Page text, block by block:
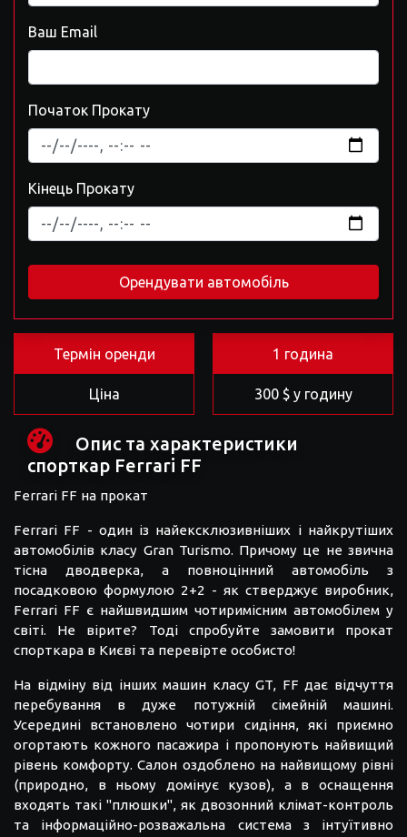
Ваш Email
Початок Прокату
Кінець Прокату
Орендувати автомобіль
Термін оренди
Ціна
1 година
300 $ у годину
Опис та характеристики
спорткар Ferrari FF
Ferrari FF на прокат
Ferrari FF - один із найексклюзивніших і найкрутіших
автомобілів класу Gran Turismo. Причому це не звична
тісна дводверка, а повноцінний автомобіль з
посадковою формулою 2+2 - як стверджує виробник,
Ferrari FF є найшвидшим чотиримісним автомобілем у
світі. Не вірите? Тоді спробуйте замовити прокат
спорткара в Києві та перевірте особисто!
На відміну від інших машин класу GT, FF дає відчуття
перебування в дуже потужній сімейній машині.
Усередині встановлено чотири сидіння, які приємно
огортають кожного пасажира і пропонують найвищий
рівень комфорту. Салон оздоблено на найвищому рівні
(природно, в ньому домінує кузов), а в оснащення
входять такі "плюшки", як двозонний клімат-контроль
та інформаційно-розважальна система з інтуїтивно